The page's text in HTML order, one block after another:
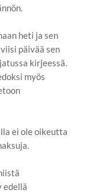
heti ja sen
päivää sen
kirjeessä.
myös
ei ole oikeutta
edellä